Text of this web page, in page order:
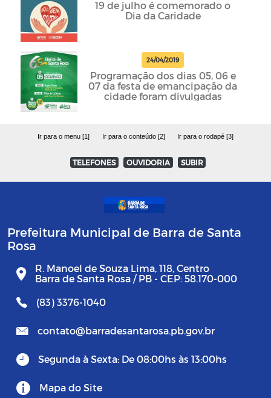
19 de julho é comemorado o
Dia da Caridade
24/04/2019
Programação dos dias 05, 06 e
07 da festa de emancipação da
cidade foram divulgadas
Ir para o menu [1] Ir para o conteúdo [2] Ir para o rodapé [3]
TELEFONES OUVIDORIA SUBIR
Prefeitura Municipal de Barra de Santa
Rosa
R. Manoel de Souza Lima, 118, Centro
Barra de Santa Rosa / PB - CEP: 58.170-000
(83) 3376-1040
contato@barradesantarosa.pb.gov.br
Segunda à Sexta: De 08:00hs às 13:00hs
Mapa do Site